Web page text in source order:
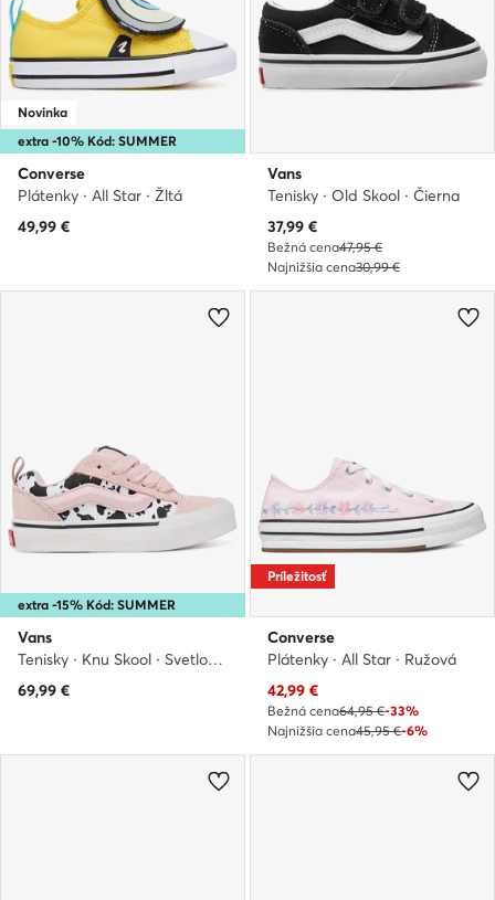
extra -10% Kód: SUMMER
Novinka
Converse
Plátenky · All Star · Žltá
49,99 €
Vans
Tenisky · Old Skool · Čierna
Aktuálna cena
37,99 €
Bežná cena47,95 €
Najnižšia cena30,99 €
extra -15% Kód: SUMMER
Vans
Tenisky · Knu Skool · Svetloružová
69,99 €
Príležitosť
Converse
Plátenky · All Star · Ružová
Aktuálna cena
42,99 €
Bežná cena64,95 €-33%
Najnižšia cena45,95 €-6%